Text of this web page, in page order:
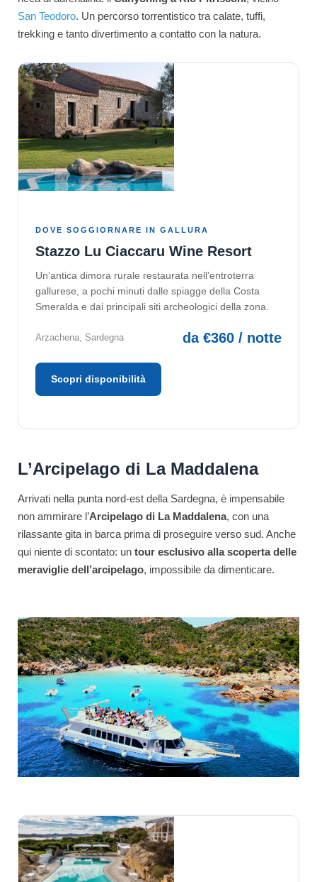
San Teodoro. Un percorso torrentistico tra calate, tuffi,
trekking e tanto divertimento a contatto con la natura.
DOVE SOGGIORNARE IN GALLURA
Stazzo Lu Ciaccaru Wine Resort
Un’antica dimora rurale restaurata nell’entroterra
gallurese, a pochi minuti dalle spiagge della Costa
Smeralda e dai principali siti archeologici della zona.
Arzachena, Sardegna da €360 / notte
Scopri disponibilità
L’Arcipelago di La Maddalena
Arrivati nella punta nord-est della Sardegna, è impensabile
non ammirare l’Arcipelago di La Maddalena, con una
rilassante gita in barca prima di proseguire verso sud. Anche
qui niente di scontato: un tour esclusivo alla scoperta delle
meraviglie dell’arcipelago, impossibile da dimenticare.